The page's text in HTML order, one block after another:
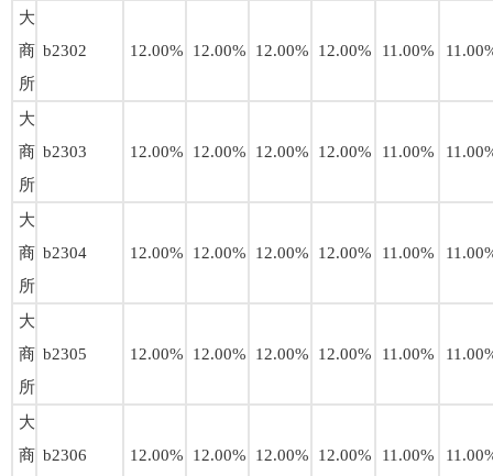
大
商
所
b2302 12.00% 12.00% 12.00% 12.00% 11.00%
大
商
所
b2303 12.00% 12.00% 12.00% 12.00% 11.00%
大
商
所
b2304 12.00% 12.00% 12.00% 12.00% 11.00%
大
商
所
b2305 12.00% 12.00% 12.00% 12.00% 11.00%
大
商 b2306 12.00% 12.00% 12.00% 12.00% 11.00%